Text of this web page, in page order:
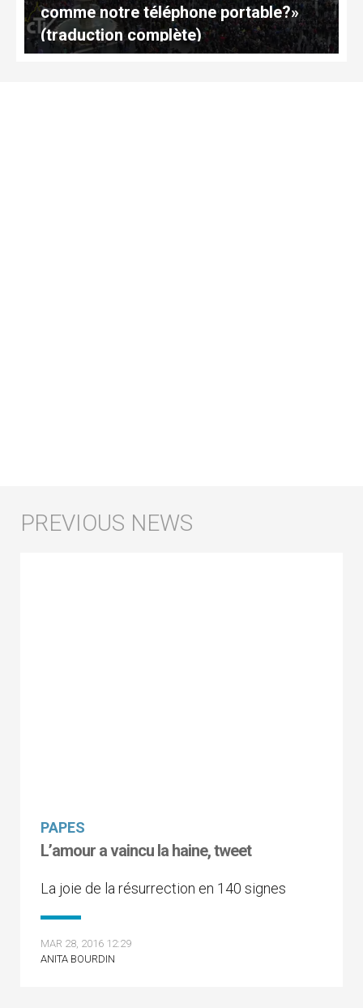
comme notre téléphone portable?»
(traduction complète)
PAPES
L’amour a vaincu la haine, tweet
La joie de la résurrection en 140 signes
MAR 28, 2016 12:29
ANITA BOURDIN